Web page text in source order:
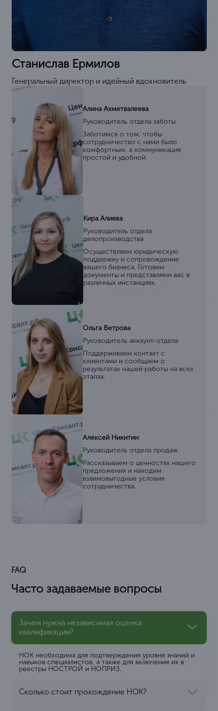
Станислав Ермилов
Генеральный директор и идейный вдохновитель
Алина Ахметвалеева
Руководитель отдела заботы
Заботимся о том, чтобы
сотрудничество с нами было
комфортным, а коммуникация
простой и удобной.
Кира Алиева
Руководитель отдела
делопроизводства
Осуществляем юридическую
поддержку и сопровождение
вашего бизнеса. Готовим
документы и представляем вас в
различных инстанциях.
Ольга Ветрова
Руководитель аккаунт-отдела
Поддерживаем контакт с
клиентами и сообщаем о
результатах нашей работы на всех
этапах.
Алексей Никитин
Руководитель отдела продаж
Рассказываем о ценностях нашего
предложения и находим
взаимовыгодные условия
сотрудничества.
FAQ
Часто задаваемые вопросы
Зачем нужна независимая оценка
квалификации?
НОК необходима для подтверждения уровня знаний и
навыков специалистов, а также для включения их в
реестры НОСТРОЙ и НОПРИЗ.
Сколько стоит прохождение НОК?